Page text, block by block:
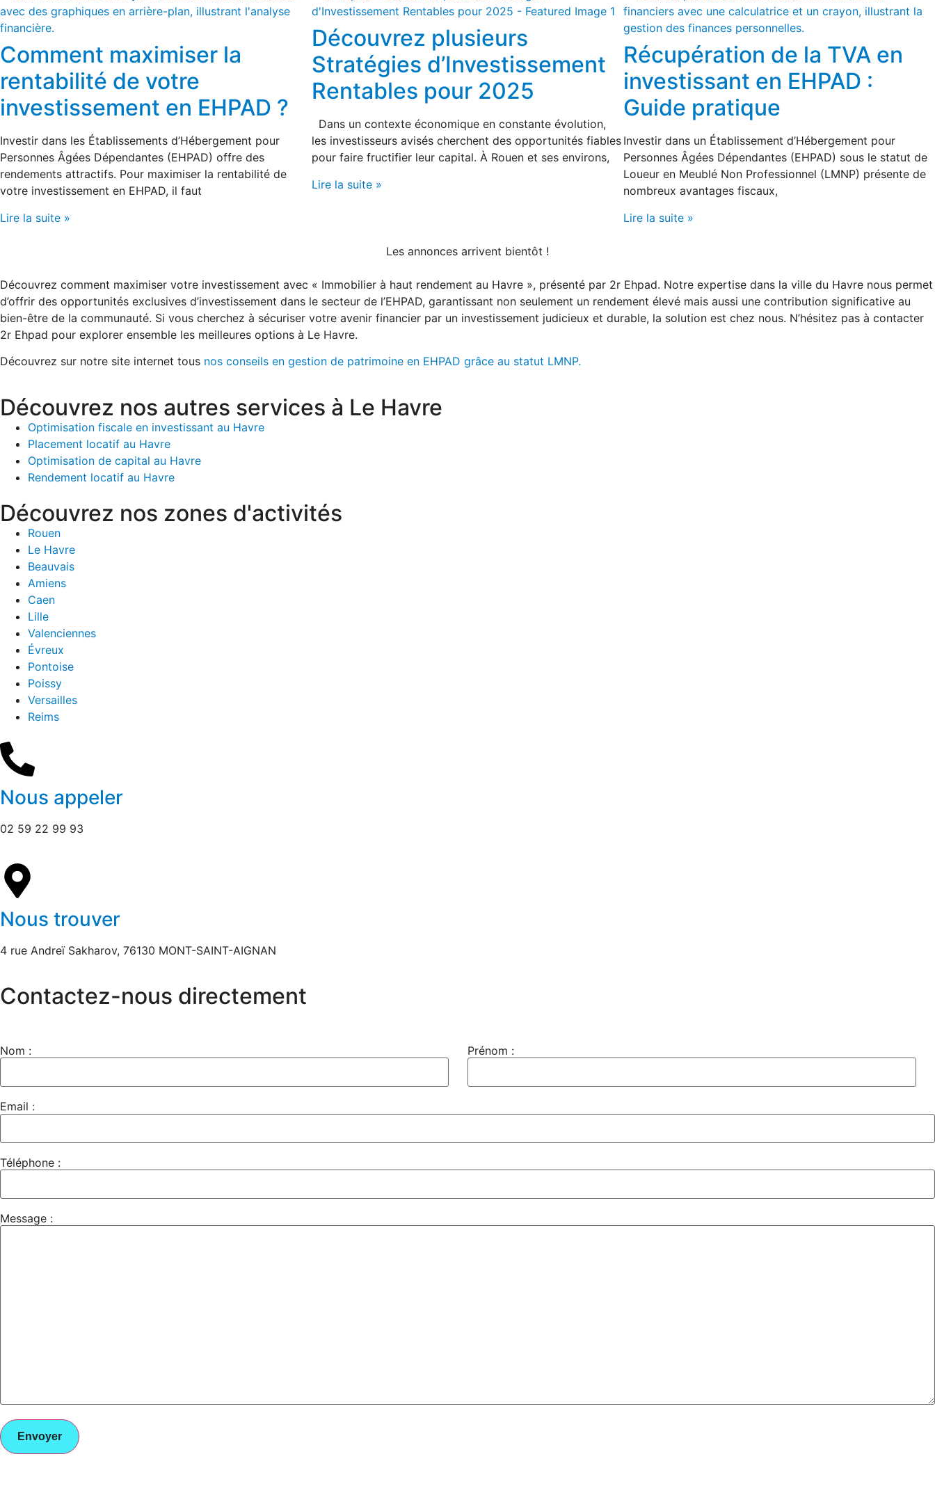
Comment maximiser la
rentabilité de votre
investissement en EHPAD ?
Investir dans les Établissements d’Hébergement pour
Personnes Âgées Dépendantes (EHPAD) offre des
rendements attractifs. Pour maximiser la rentabilité de
votre investissement en EHPAD, il faut
Lire la suite »
Découvrez plusieurs
Stratégies d’Investissement
Rentables pour 2025
Dans un contexte économique en constante évolution,
les investisseurs avisés cherchent des opportunités fiables
pour faire fructifier leur capital. À Rouen et ses environs,
Lire la suite »
Récupération de la TVA en
investissant en EHPAD :
Guide pratique
Investir dans un Établissement d’Hébergement pour
Personnes Âgées Dépendantes (EHPAD) sous le statut de
Loueur en Meublé Non Professionnel (LMNP) présente de
nombreux avantages fiscaux,
Lire la suite »
Les annonces arrivent bientôt !
Découvrez comment maximiser votre investissement avec « Immobilier à haut rendement au Havre », présenté par 2r Ehpad. Notre expertise dans la ville du Havre nous permet
d’offrir des opportunités exclusives d’investissement dans le secteur de l’EHPAD, garantissant non seulement un rendement élevé mais aussi une contribution significative au
bien-être de la communauté. Si vous cherchez à sécuriser votre avenir financier par un investissement judicieux et durable, la solution est chez nous. N’hésitez pas à contacter
2r Ehpad pour explorer ensemble les meilleures options à Le Havre.
Découvrez sur notre site internet tous nos conseils en gestion de patrimoine en EHPAD grâce au statut LMNP.
Découvrez nos autres services à Le Havre
Optimisation fiscale en investissant au Havre
Placement locatif au Havre
Optimisation de capital au Havre
Rendement locatif au Havre
Découvrez nos zones d'activités
Rouen
Le Havre
Beauvais
Amiens
Caen
Lille
Valenciennes
Évreux
Pontoise
Poissy
Versailles
Reims
Nous appeler
02 59 22 99 93
Nous trouver
4 rue Andreï Sakharov, 76130 MONT-SAINT-AIGNAN
Contactez-nous directement
Nom : Prénom :
Email :
Téléphone :
Message :